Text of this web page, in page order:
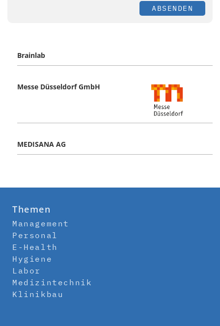
ABSENDEN
Brainlab
Messe Düsseldorf GmbH
MEDISANA AG
Themen
Management
Personal
E-Health
Hygiene
Labor
Medizintechnik
Klinikbau